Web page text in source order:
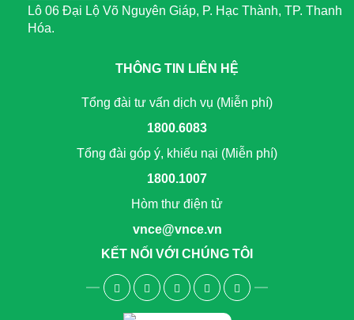
Lô 06 Đại Lộ Võ Nguyên Giáp, P. Hạc Thành, TP. Thanh
Hóa.
THÔNG TIN LIÊN HỆ
Tổng đài tư vấn dịch vụ (Miễn phí)
1800.6083
Tổng đài góp ý, khiếu nại (Miễn phí)
1800.1007
Hòm thư điện tử
vnce@vnce.vn
KẾT NỐI VỚI CHÚNG TÔI